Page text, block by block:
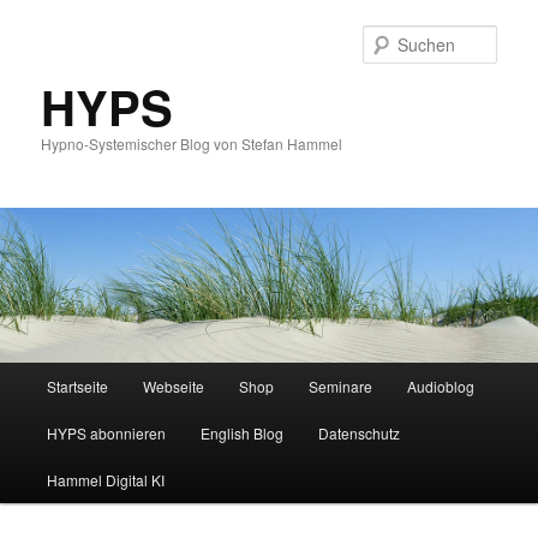
HYPS
Hypno-Systemischer Blog von Stefan Hammel
Zum
primären
Inhalt
Zum
sekundären
Inhalt
Startseite Webseite Shop Seminare Audioblog
HYPS abonnieren English Blog Datenschutz
Hammel Digital KI